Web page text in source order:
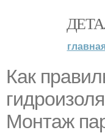
Как
Монтаж